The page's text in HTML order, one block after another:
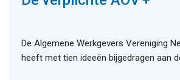
De Algemene Werkgevers Vereniging
heeft met tien ideeën bijgedragen aan